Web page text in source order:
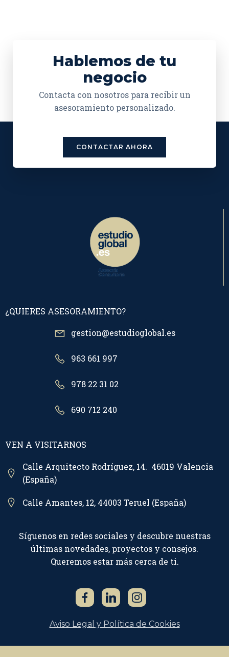
Hablemos de tu
negocio
Contacta con nosotros para recibir un
asesoramiento personalizado.
CONTACTAR AHORA
¿QUIERES ASESORAMIENTO?
gestion@estudioglobal.es
963 661 997
978 22 31 02
690 712 240
VEN A VISITARNOS
Calle Arquitecto Rodríguez, 14. 46019 Valencia
(España)
Calle Amantes, 12, 44003 Teruel (España)
Síguenos en redes sociales y descubre nuestras
últimas novedades, proyectos y consejos.
Queremos estar más cerca de ti.
Aviso Legal y Política de Cookies